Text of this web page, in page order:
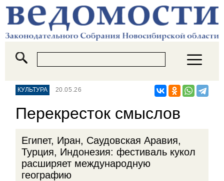
КУЛЬТУРА 20.05.26
Перекресток смыслов
Египет, Иран, Саудовская Аравия,
Турция, Индонезия: фестиваль кукол
расширяет международную
географию